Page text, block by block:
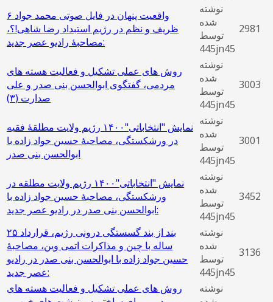
۶ واقعیت پنهان در فایل صوتی محمد جواد
ظریف و نظم در رژیم استبداد رضا شاهی!؟،
مصاحبۀ رادیو عصر جدید:
نوشته
شده
توسط
445jn45
2981
روش های عملی تشکیل و فعالیت هسته ‌های
مردمی، گفتگوی ابوالحسن بنی صدر و علی
صدارت (٣)
نوشته
شده
توسط
445jn45
3003
نمایش "انتخاباتی"۱۴۰٠ رژیم ولایت مطلقۀ فقیه
در ورشکستگی، مصاحبۀ حسین جواد زاده با
ابوالحسن بنی صدر
نوشته
شده
توسط
445jn45
3001
نمایش "انتخاباتی"۱۴۰٠ رژیم ولایت مطلقه در
ورشکستگی، مصاحبۀ حسین جواد زاده با
ابوالحسن بنی صدر در رادیو عصر جدید:
نوشته
شده
توسط
445jn45
3452
بند از بند گسستگی درونی رژیم، قرارداد ۲۵
ساله با چین و مذاکرات اتمی وین، مصاحبۀ
حسین جواد زاده با ابوالحسن بنی صدر در رادیو
عصر جدید:
نوشته
شده
توسط
445jn45
3136
روش ‌های عملی تشکیل و فعالیت هسته‌ های
نوشته